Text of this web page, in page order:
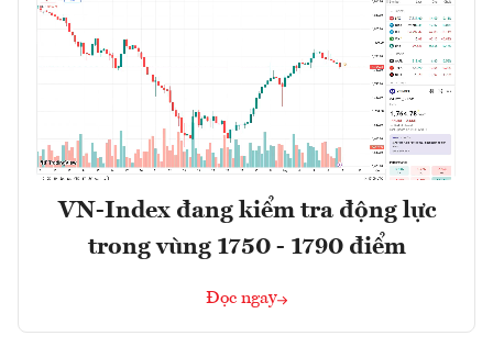
VN-Index đang kiểm tra động lực
trong vùng 1750 - 1790 điểm
Đọc ngay